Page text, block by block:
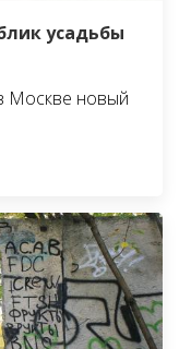
усадьбы
Москве новый